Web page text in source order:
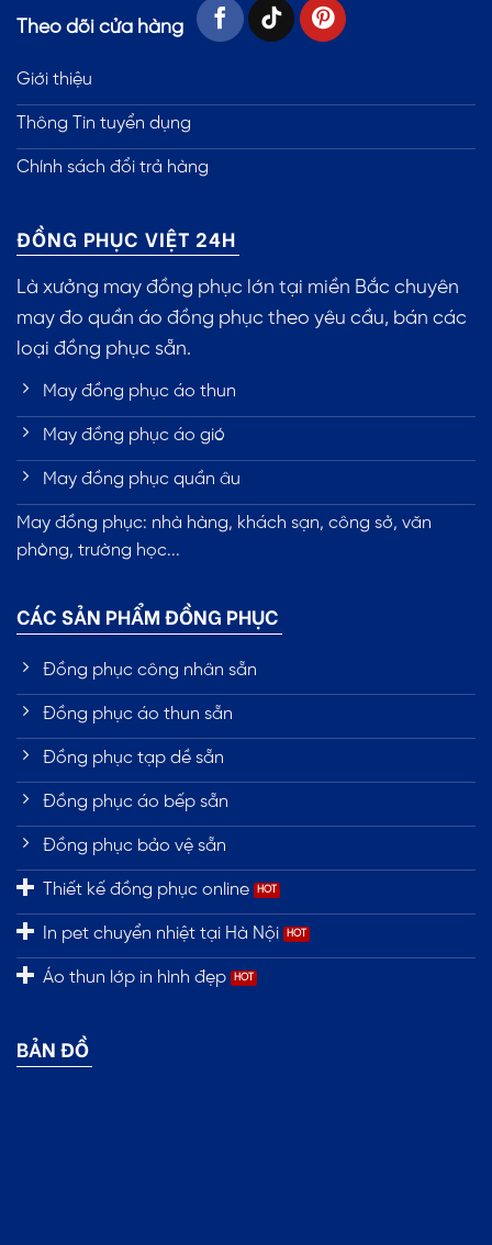
Theo dõi cửa hàng
Giới thiệu
Thông Tin tuyển dụng
Chính sách đổi trả hàng
ĐỒNG PHỤC VIỆT 24H
Là xưởng may đồng phục lớn tại miền Bắc chuyên
may đo quần áo đồng phục theo yêu cầu, bán các
loại đồng phục sẵn.
May đồng phục áo thun
May đồng phục áo gió
May đồng phục quần âu
May đồng phục: nhà hàng, khách sạn, công sở, văn
phòng, trường học...
CÁC SẢN PHẨM ĐỒNG PHỤC
Đồng phục công nhân sẵn
Đồng phục áo thun sẵn
Đồng phục tạp dề sẵn
Đồng phục áo bếp sẵn
Đồng phục bảo vệ sẵn
Thiết kế đồng phục online
In pet chuyển nhiệt tại Hà Nội
Áo thun lớp in hình đẹp
BẢN ĐỒ